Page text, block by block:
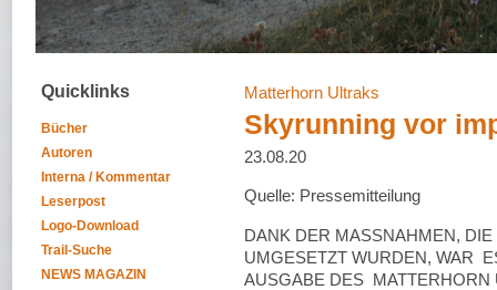
Quicklinks
Bücher
Autoren
Interna / Kommentar
Leserpost
Logo-Download
Trail-Suche
NEWS MAGAZIN
Matterhorn Ultraks
Skyrunning vor
23.08.20
Quelle: Pressemitteilung
DANK DER MASSNAHMEN,
UMGESETZT WURDEN, WAR
AUSGABE DES MATTERHORN